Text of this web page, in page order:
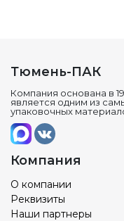
Тюмень-ПАК
Компания основана в
является одним из
упаковочных
Компания
О компании
Реквизиты
Наши партнеры